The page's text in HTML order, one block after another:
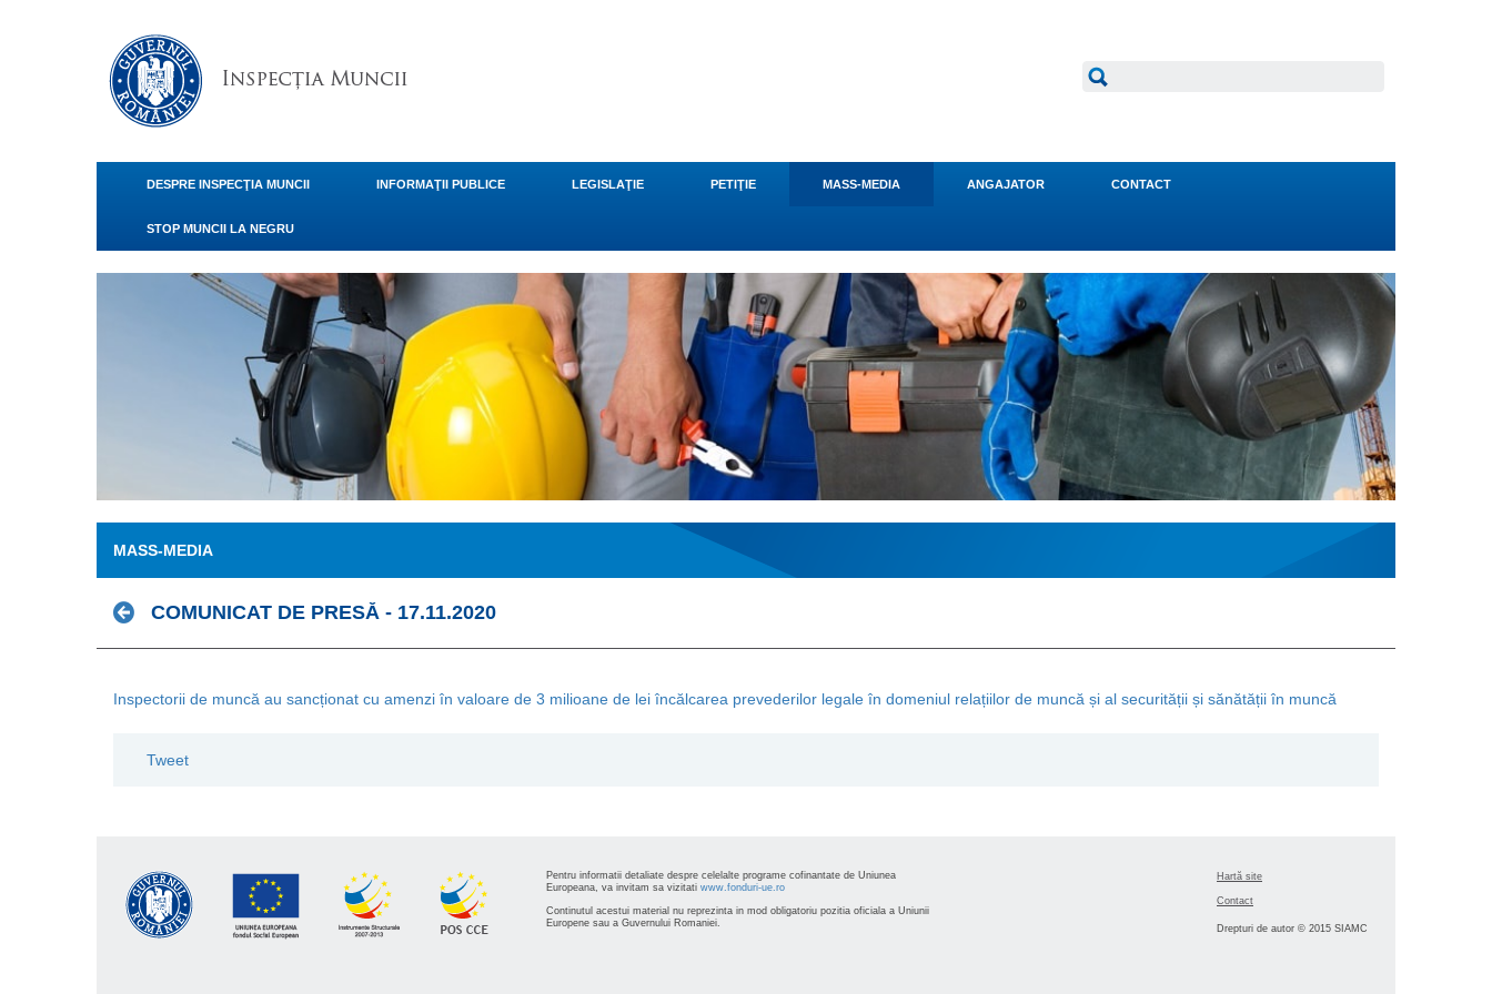
DESPRE INSPECŢIA MUNCII INFORMAŢII PUBLICE LEGISLAŢIE PETIŢIE MASS-MEDIA ANGAJATOR CONTACT
STOP MUNCII LA NEGRU
MASS-MEDIA
COMUNICAT DE PRESĂ - 17.11.2020
Inspectorii de muncă au sancționat cu amenzi în valoare de 3 milioane de lei încălcarea prevederilor legale în domeniul relațiilor de muncă și al securității și sănătății în muncă
Tweet
Pentru informatii detaliate despre celelalte programe cofinantate de Uniunea
Europeana, va invitam sa vizitati www.fonduri-ue.ro
Continutul acestui material nu reprezinta in mod obligatoriu pozitia oficiala a Uniunii
Europene sau a Guvernului Romaniei.
Hartă site
Contact
Drepturi de autor © 2015 SIAMC